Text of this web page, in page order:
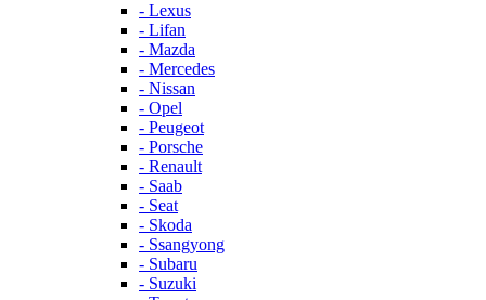
- Lexus
- Lifan
- Mazda
- Mercedes
- Nissan
- Opel
- Peugeot
- Porsche
- Renault
- Saab
- Seat
- Skoda
- Ssangyong
- Subaru
- Suzuki